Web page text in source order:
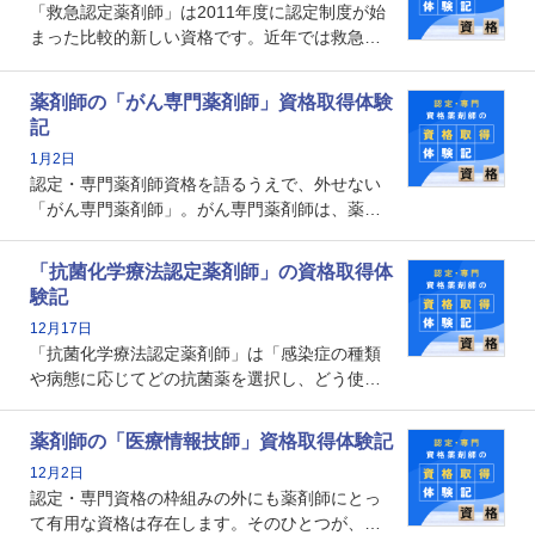
剤師の取得体験記をご紹介します。
「救急認定薬剤師」は2011年度に認定制度が始
まった比較的新しい資格です。近年では救急病
増えているのではないでしょうか。今回はそん
な救急認定薬剤師の取得体験記をご紹介しま
す。
薬剤師の「がん専門薬剤師」資格取得体験
記
1月2日
認定・専門薬剤師資格を語るうえで、外せない
「がん専門薬剤師」。がん専門薬剤師は、薬剤
関する資格として、2009年に発足しました。薬
剤師の専門性を活かして高度化するがん医療に
貢献する姿は、今も病院薬剤師にとって一目置
かれる存在です。
「抗菌化学療法認定薬剤師」の資格取得体
験記
12月17日
「抗菌化学療法認定薬剤師」は「感染症の種類
や病態に応じてどの抗菌薬を選択し、どう使っ
る薬剤師です。現在、感染防止対策加算の施設
基準に専任の薬剤師配置が挙げられており、今
後は感染症領域で薬剤師に、より多くの役割が
求められる可能性もあります。
薬剤師の「医療情報技師」資格取得体験記
12月2日
認定・専門資格の枠組みの外にも薬剤師にとっ
て有用な資格は存在します。そのひとつが、